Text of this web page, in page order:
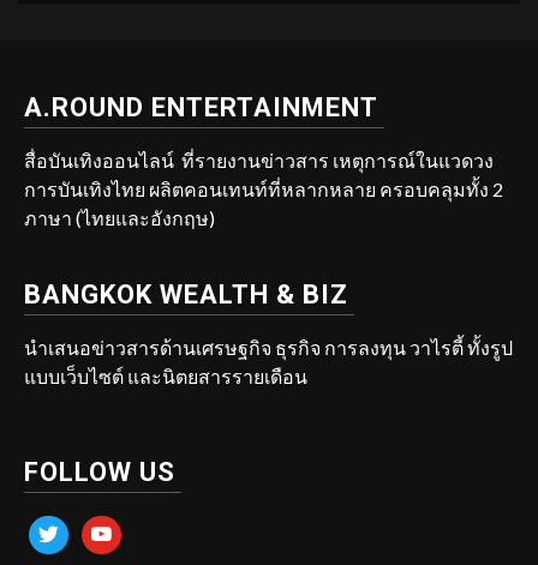
A.ROUND ENTERTAINMENT
สื่อบันเทิงออนไลน์ ที่รายงานข่าวสาร เหตุการณ์ในแวดวง
การบันเทิงไทย ผลิตคอนเทนท์ที่หลากหลาย ครอบคลุมทั้ง 2
ภาษา (ไทยและอังกฤษ)
BANGKOK WEALTH & BIZ
นำเสนอข่าวสารด้านเศรษฐกิจ ธุรกิจ การลงทุน วาไรตี้ ทั้งรูป
แบบเว็บไซต์ และนิตยสารรายเดือน
FOLLOW US
twitter youtube